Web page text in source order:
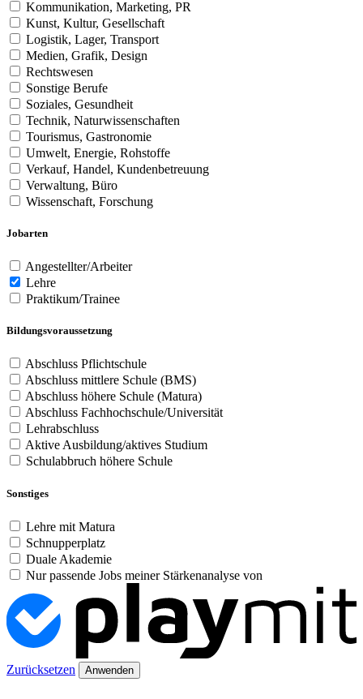
Kommunikation, Marketing, PR
Kunst, Kultur, Gesellschaft
Logistik, Lager, Transport
Medien, Grafik, Design
Rechtswesen
Sonstige Berufe
Soziales, Gesundheit
Technik, Naturwissenschaften
Tourismus, Gastronomie
Umwelt, Energie, Rohstoffe
Verkauf, Handel, Kundenbetreuung
Verwaltung, Büro
Wissenschaft, Forschung
Jobarten
Angestellter/Arbeiter
Lehre
Praktikum/Trainee
Bildungsvoraussetzung
Abschluss Pflichtschule
Abschluss mittlere Schule (BMS)
Abschluss höhere Schule (Matura)
Abschluss Fachhochschule/Universität
Lehrabschluss
Aktive Ausbildung/aktives Studium
Schulabbruch höhere Schule
Sonstiges
Lehre mit Matura
Schnupperplatz
Duale Akademie
Nur passende Jobs meiner Stärkenanalyse von
Zurücksetzen Anwenden